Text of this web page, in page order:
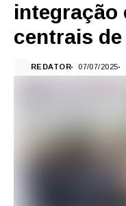
integração
centrais
REDATOR 07/07/2025